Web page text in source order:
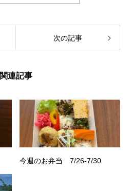
次の記事
関連記事
今週のお弁当 7/26-7/30